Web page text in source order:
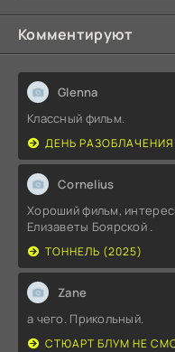
Комментируют
Glenna
Классный фильм.
ДЕНЬ РАЗОБЛАЧЕНИЯ
Cornelius
Хороший фильм,
Елизаветы Боярской .
ТОННЕЛЬ (2025)
Zane
а чего. Прикольный.
СТЮАРТ БЛУМ НЕ